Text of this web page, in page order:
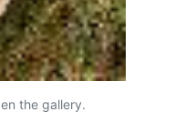
the gallery.